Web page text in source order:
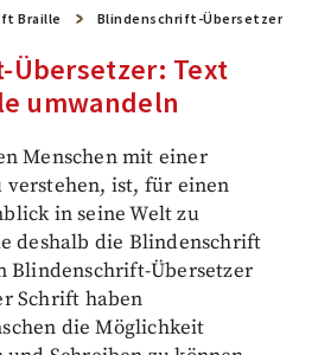
Braille Blindenschrift-Übersetzer
Text
umwandeln
Menschen mit einer
verstehen, ist, für einen
in seine Welt zu
deshalb die Blindenschrift
Blindenschrift-Übersetzer
Schrift haben
die Möglichkeit